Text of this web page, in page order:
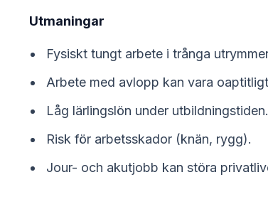
Utmaningar
Fysiskt tungt arbete i trånga
Arbete med avlopp kan vara
Låg lärlingslön under utbildningstiden.
Risk för arbetsskador (knän, rygg).
Jour- och akutjobb kan störa